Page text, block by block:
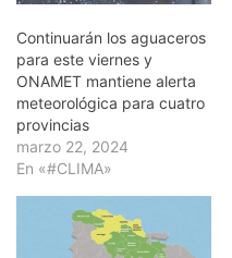
Continuarán los aguaceros
para este viernes y
ONAMET mantiene alerta
meteorológica para cuatro
provincias
marzo 22, 2024
En «#CLIMA»